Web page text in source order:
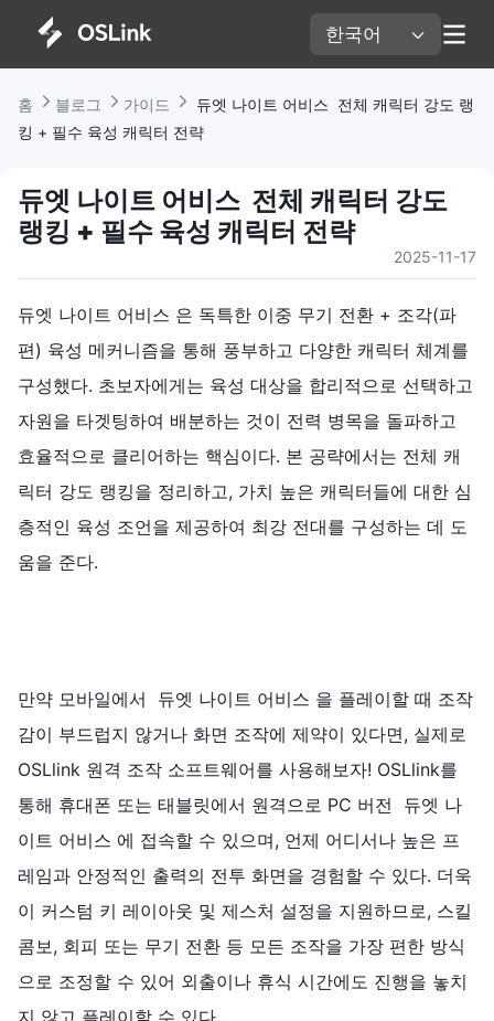
한국어
홈 블로그 가이드
듀엣 나이트 어비스  전체 캐릭터 강도 랭
킹 + 필수 육성 캐릭터 전략
듀엣 나이트 어비스  전체 캐릭터 강도
랭킹 + 필수 육성 캐릭터 전략
2025-11-17
듀엣 나이트 어비스 은 독특한 이중 무기 전환 + 조각(파
편) 육성 메커니즘을 통해 풍부하고 다양한 캐릭터 체계를
구성했다. 초보자에게는 육성 대상을 합리적으로 선택하고
자원을 타겟팅하여 배분하는 것이 전력 병목을 돌파하고
효율적으로 클리어하는 핵심이다. 본 공략에서는 전체 캐
릭터 강도 랭킹을 정리하고, 가치 높은 캐릭터들에 대한 심
층적인 육성 조언을 제공하여 최강 전대를 구성하는 데 도
움을 준다.
만약 모바일에서 듀엣 나이트 어비스 을 플레이할 때 조작
감이 부드럽지 않거나 화면 조작에 제약이 있다면, 실제로
OSLlink 원격 조작 소프트웨어를 사용해보자! OSLlink를
통해 휴대폰 또는 태블릿에서 원격으로 PC 버전 듀엣 나
이트 어비스 에 접속할 수 있으며, 언제 어디서나 높은 프
레임과 안정적인 출력의 전투 화면을 경험할 수 있다. 더욱
이 커스텀 키 레이아웃 및 제스처 설정을 지원하므로, 스킬
콤보, 회피 또는 무기 전환 등 모든 조작을 가장 편한 방식
으로 조정할 수 있어 외출이나 휴식 시간에도 진행을 놓치